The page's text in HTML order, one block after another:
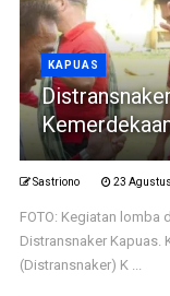
KAPUAS
Sastriono 23
FOTO: Kegiatan lomba
Distransnaker Kapuas.
(Distransnaker) K ...